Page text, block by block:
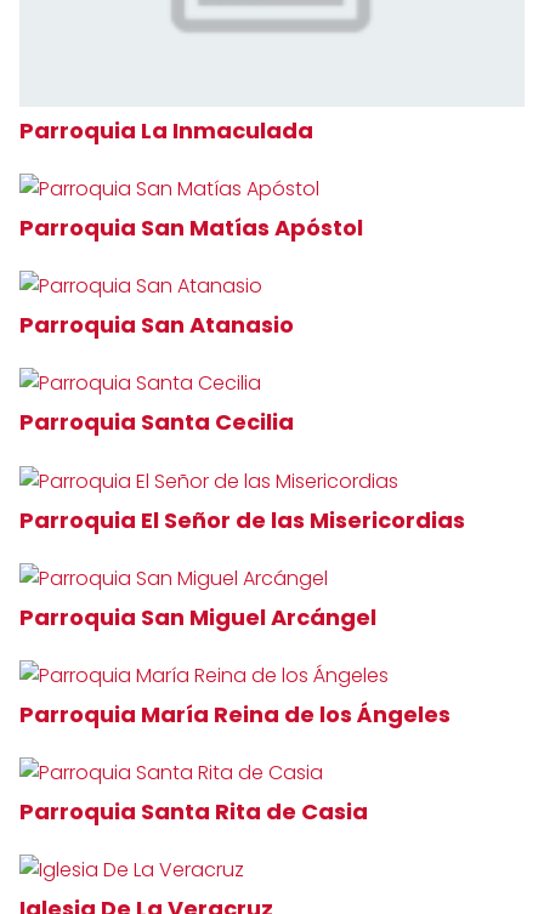
Parroquia La Inmaculada
Parroquia San Matías Apóstol
Parroquia San Atanasio
Parroquia Santa Cecilia
Parroquia El Señor de las Misericordias
Parroquia San Miguel Arcángel
Parroquia María Reina de los Ángeles
Parroquia Santa Rita de Casia